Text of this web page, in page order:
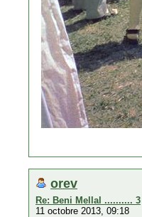
orev
Re: Beni Mellal .......... 3
11 octobre 2013, 09:18